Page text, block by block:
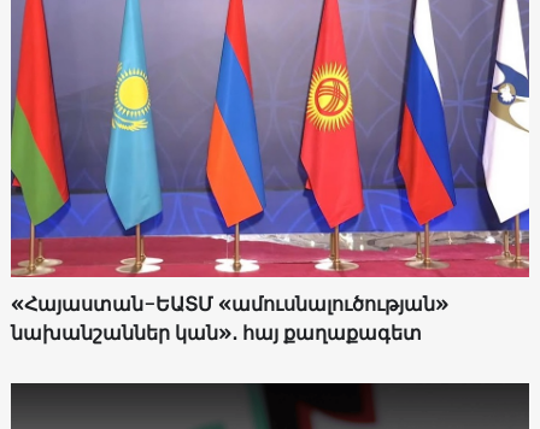
«Հայաստան-ԵԱՏՄ «ամուսնալուծության»
նախանշաններ կան»․ հայ քաղաքագետ